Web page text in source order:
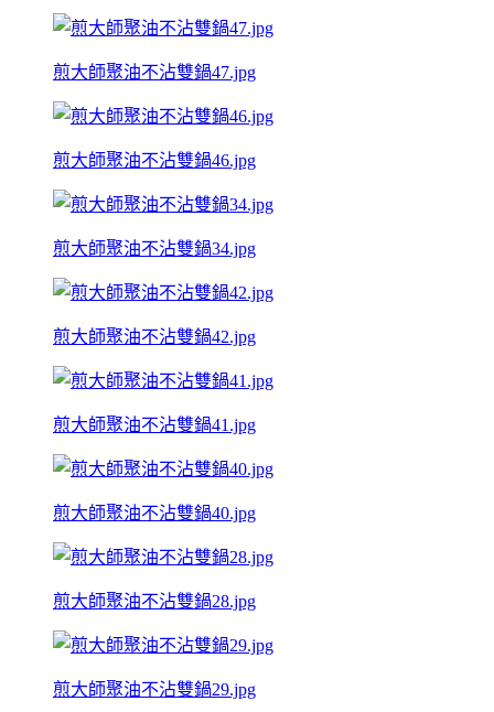
煎大師聚油不沾雙鍋47.jpg
煎大師聚油不沾雙鍋46.jpg
煎大師聚油不沾雙鍋34.jpg
煎大師聚油不沾雙鍋42.jpg
煎大師聚油不沾雙鍋41.jpg
煎大師聚油不沾雙鍋40.jpg
煎大師聚油不沾雙鍋28.jpg
煎大師聚油不沾雙鍋29.jpg